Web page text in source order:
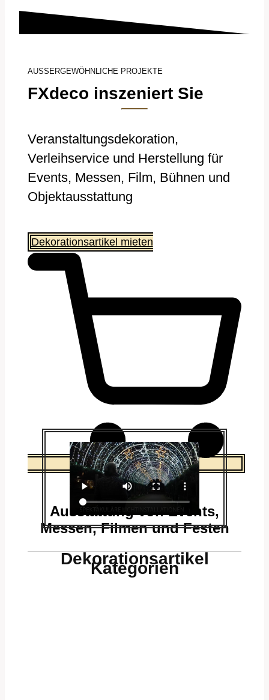
AUSSERGEWÖHNLICHE PROJEKTE
FXdeco inszeniert Sie
Veranstaltungsdekoration,
Verleihservice und Herstellung für
Events, Messen, Film, Bühnen und
Objektausstattung
Dekorationsartikel mieten
Ausstattung von Events,
Messen, Filmen und Festen
Dekorationsartikel
Kategorien